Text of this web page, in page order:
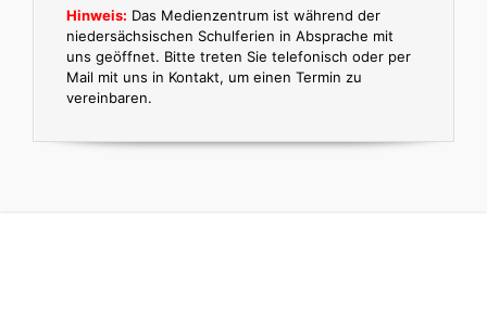
Hinweis: Das Medienzentrum ist während der
niedersächsischen Schulferien in Absprache mit
uns geöffnet. Bitte treten Sie telefonisch oder per
Mail mit uns in Kontakt, um einen Termin zu
vereinbaren.